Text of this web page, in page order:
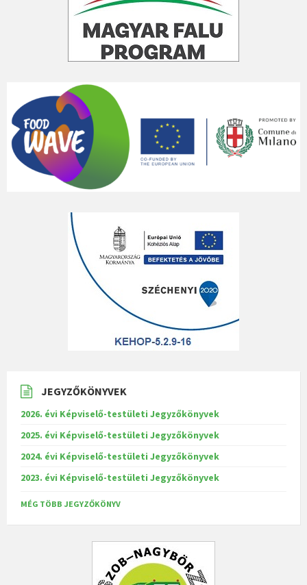
JEGYZŐKÖNYVEK
2026. évi Képviselő-testületi Jegyzőkönyvek
2025. évi Képviselő-testületi Jegyzőkönyvek
2024. évi Képviselő-testületi Jegyzőkönyvek
2023. évi Képviselő-testületi Jegyzőkönyvek
MÉG TÖBB JEGYZŐKÖNYV